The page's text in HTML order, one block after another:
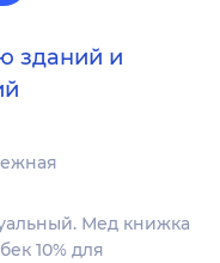
зданий и
Мед книжка
10% для